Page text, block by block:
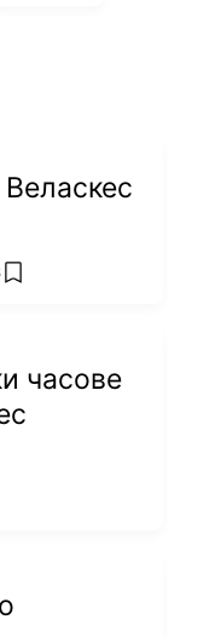
add favorites
часове